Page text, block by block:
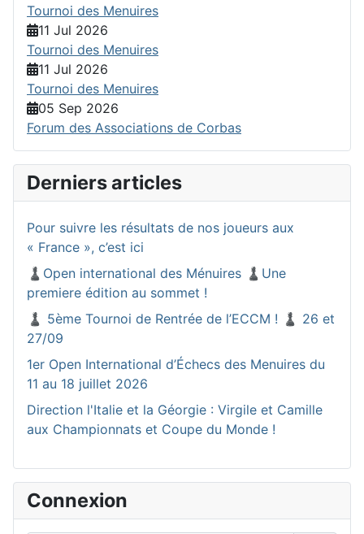
Tournoi des Menuires
11 Jul 2026
Tournoi des Menuires
11 Jul 2026
Tournoi des Menuires
05 Sep 2026
Forum des Associations de Corbas
Derniers articles
Pour suivre les résultats de nos joueurs aux
« France », c’est ici
♟️Open international des Ménuires ♟️Une
premiere édition au sommet !
♟️ 5ème Tournoi de Rentrée de l’ECCM ! ♟️ 26 et
27/09
1er Open International d’Échecs des Menuires du
11 au 18 juillet 2026
Direction l'Italie et la Géorgie : Virgile et Camille
aux Championnats et Coupe du Monde !
Connexion